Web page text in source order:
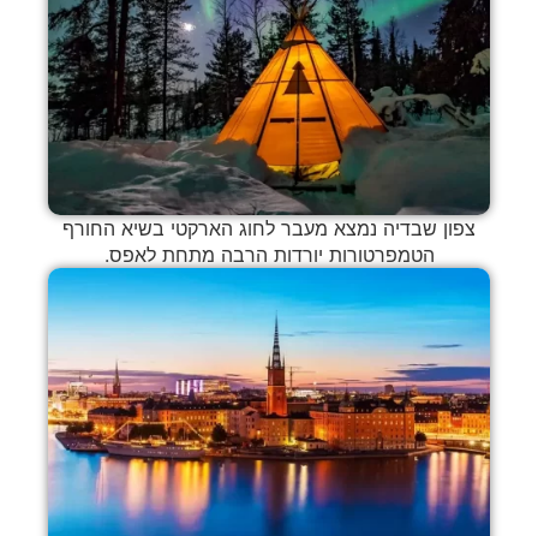
צפון שבדיה נמצא מעבר לחוג הארקטי בשיא החורף
הטמפרטורות יורדות הרבה מתחת לאפס.